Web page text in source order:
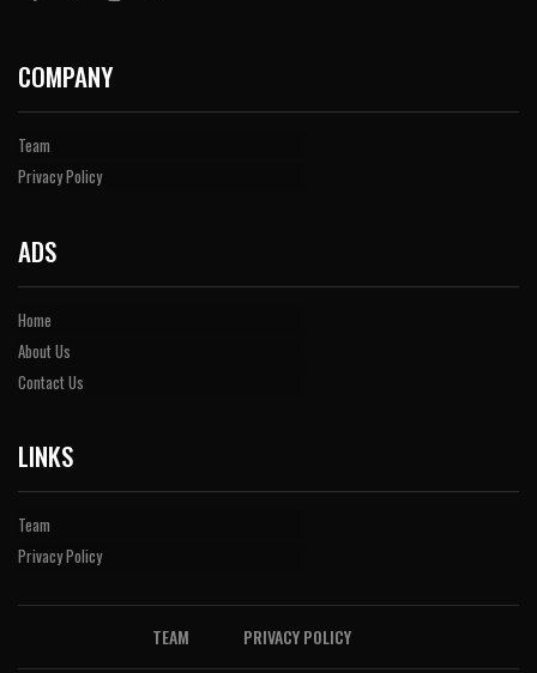
COMPANY
Team
Privacy Policy
ADS
Home
About Us
Contact Us
LINKS
Team
Privacy Policy
TEAM PRIVACY POLICY